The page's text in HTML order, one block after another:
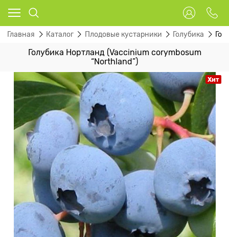
Главная Каталог Плодовые кустарники Голубика
Голубика Нортланд (Vaccinium corymbosum
“Northland”)
Хит